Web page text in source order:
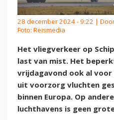
28 december 2024 - 9:22 |
Foto: Reismedia
Het vliegverkeer op
last van mist. Het
vrijdagavond ook al
uit voorzorg vluchten
binnen Europa. Op
luchthavens is geen